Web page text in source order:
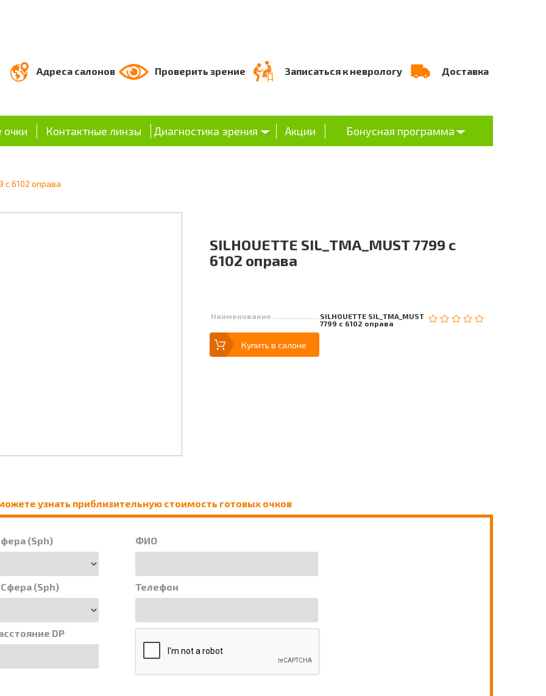
Адреса салонов Проверить зрение Записаться к неврологу Доставка
Контактные линзы Диагностика зрения Акции Бонусная программа
c 6102 оправа
SILHOUETTE SIL_TMA_MUST 7799 c
6102 оправа
Наименование
SILHOUETTE SIL_TMA_MUST
7799 c 6102 оправа
Купить в салоне
узнать приблизительную стоимость готовых очков
(Sph)
Сфера (Sph)
DP
ФИО
Телефон